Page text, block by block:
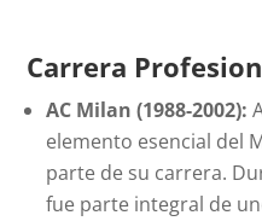
Carrera
AC Milan (1988-2002):
elemento esencial del
parte de su carrera.
fue parte integral de